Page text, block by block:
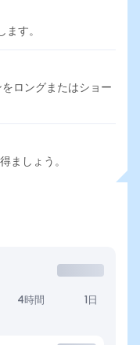
ます。
ロングまたはショー
ましょう。
4時間 1日